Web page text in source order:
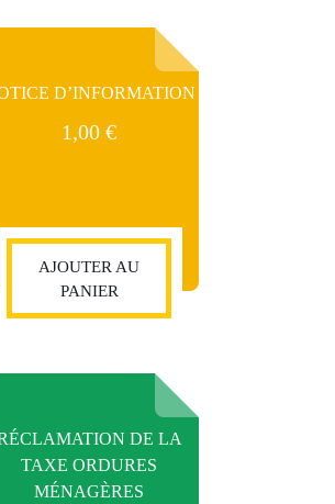
D’INFORMATION
1,00 €
AJOUTER AU
PANIER
DE LA
TAXE ORDURES
MÉNAGÈRES